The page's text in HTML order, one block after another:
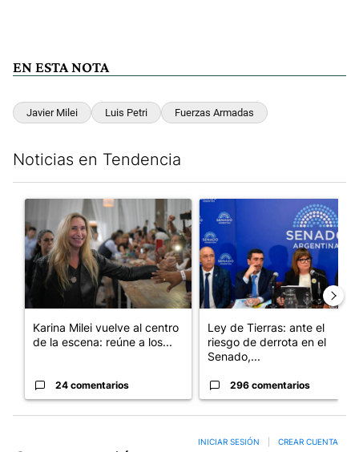
EN ESTA NOTA
Javier Milei Luis Petri Fuerzas Armadas
Noticias en Tendencia
Un artículo de tendencia con el título "Karina Milei vuelve al
Karina Milei vuelve al centro
de la escena: reúne a los...
24 comentarios
Un artículo de tendencia con
Ley de Tierras: ante el
riesgo de derrota en el
Senado,...
296 comentarios
INICIAR SESIÓN CREAR CUENTA